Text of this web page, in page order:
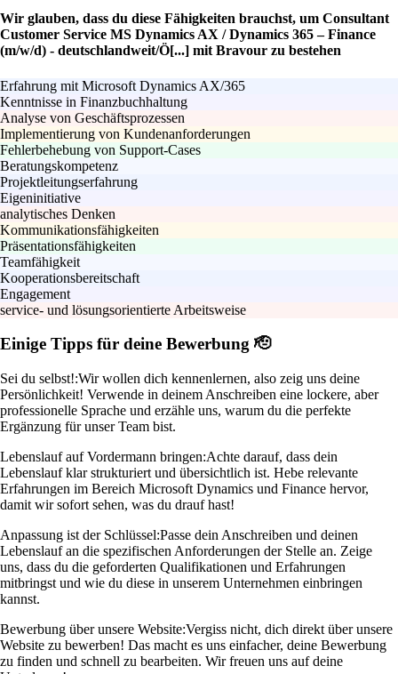
Wir glauben, dass du diese Fähigkeiten brauchst, um Consultant
Customer Service MS Dynamics AX / Dynamics 365 – Finance
(m/w/d) - deutschlandweit/Ö[...] mit Bravour zu bestehen
Erfahrung mit Microsoft Dynamics AX/365
Kenntnisse in Finanzbuchhaltung
Analyse von Geschäftsprozessen
Implementierung von Kundenanforderungen
Fehlerbehebung von Support-Cases
Beratungskompetenz
Projektleitungserfahrung
Eigeninitiative
analytisches Denken
Kommunikationsfähigkeiten
Präsentationsfähigkeiten
Teamfähigkeit
Kooperationsbereitschaft
Engagement
service- und lösungsorientierte Arbeitsweise
Einige Tipps für deine Bewerbung 🫡
Sei du selbst!:Wir wollen dich kennenlernen, also zeig uns deine
Persönlichkeit! Verwende in deinem Anschreiben eine lockere, aber
professionelle Sprache und erzähle uns, warum du die perfekte
Ergänzung für unser Team bist.
Lebenslauf auf Vordermann bringen:Achte darauf, dass dein
Lebenslauf klar strukturiert und übersichtlich ist. Hebe relevante
Erfahrungen im Bereich Microsoft Dynamics und Finance hervor,
damit wir sofort sehen, was du drauf hast!
Anpassung ist der Schlüssel:Passe dein Anschreiben und deinen
Lebenslauf an die spezifischen Anforderungen der Stelle an. Zeige
uns, dass du die geforderten Qualifikationen und Erfahrungen
mitbringst und wie du diese in unserem Unternehmen einbringen
kannst.
Bewerbung über unsere Website:Vergiss nicht, dich direkt über unsere
Website zu bewerben! Das macht es uns einfacher, deine Bewerbung
zu finden und schnell zu bearbeiten. Wir freuen uns auf deine